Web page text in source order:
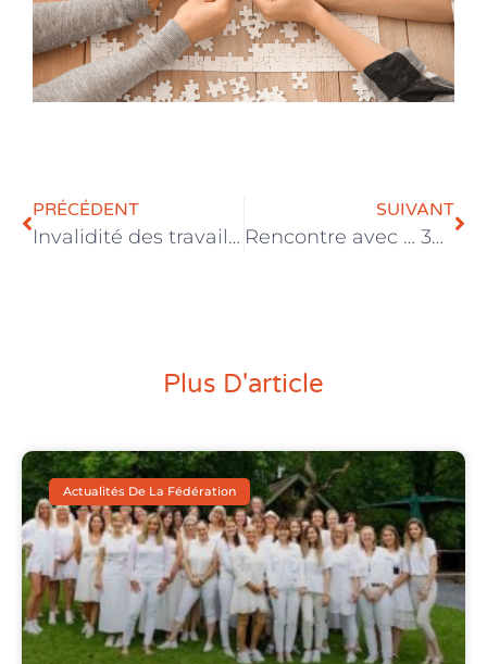
PRÉCÉDENT
Invalidité des travailleurs : Conditions pour la cotisation de responsabilisation des employeurs
SUIVANT
Rencontre avec … 3B asbl, lauréate de l’appel à projets ‘Bourses coopératives’
Plus D'article
Actualités De La Fédération